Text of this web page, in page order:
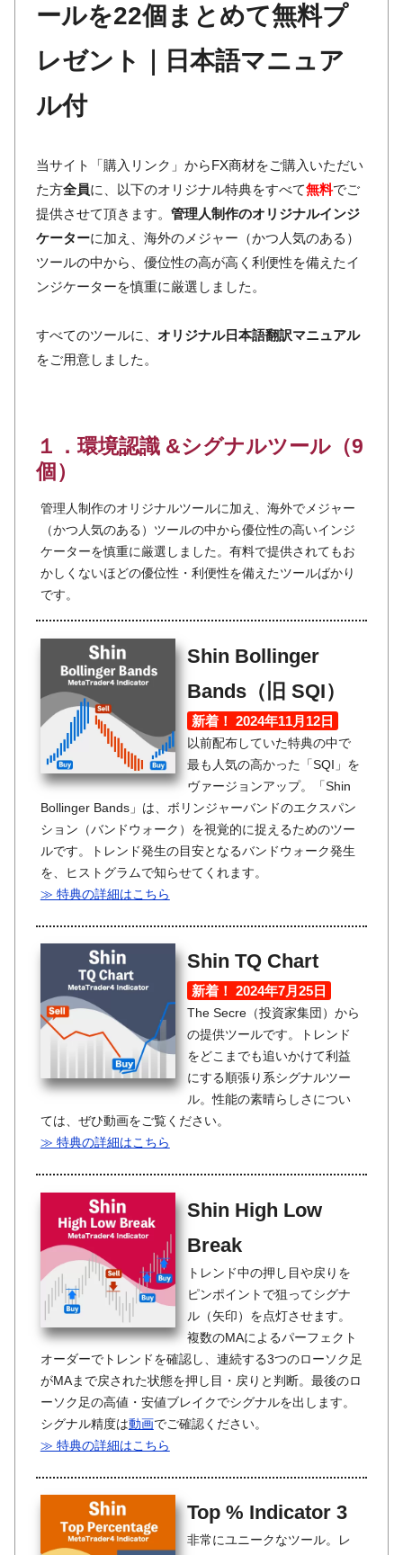
ールを22個まとめて無料プ
レゼント｜日本語マニュア
ル付
当サイト「購入リンク」からFX商材をご購入いただい
た方全員に、以下のオリジナル特典をすべて無料でご
提供させて頂きます。 管理人制作のオリジナルインジ
ケーターに加え、海外のメジャー（かつ人気のある）
ツールの中から、優位性の高が高く利便性を備えたイ
ンジケーターを慎重に厳選しました。
すべてのツールに、 オリジナル日本語翻訳マニュアル
をご用意しました。
１．環境認識 &シグナルツール（9
個）
管理人制作のオリジナルツールに加え、海外でメジャー
（かつ人気のある）ツールの中から優位性の高いインジ
ケーターを慎重に厳選しました。有料で提供されてもお
かしくないほどの優位性・利便性を備えたツールばかり
です。
Shin Bollinger
Bands（旧 SQI）
新着！ 2024年11月12日
以前配布していた特典の中で
最も人気の高かった「SQI」を
ヴァージョンアップ。「Shin
Bollinger Bands」は、ボリンジャーバンドのエクスパン
ション（バンドウォーク）を視覚的に捉えるためのツー
ルです。トレンド発生の目安となるバンドウォーク発生
を、ヒストグラムで知らせてくれます。
≫ 特典の詳細はこちら
Shin TQ Chart
新着！ 2024年7月25日
The Secre（投資家集団）から
の提供ツールです。トレンド
をどこまでも追いかけて利益
にする順張り系シグナルツー
ル。性能の素晴らしさについ
ては、ぜひ動画をご覧ください。
≫ 特典の詳細はこちら
Shin High Low
Break
トレンド中の押し目や戻りを
ピンポイントで狙ってシグナ
ル（矢印）を点灯させます。
複数のMAによるパーフェクト
オーダーでトレンドを確認し、連続する3つのローソク足
がMAまで戻された状態を押し目・戻りと判断。最後のロ
ーソク足の高値・安値ブレイクでシグナルを出します。
シグナル精度は動画でご確認ください。
≫ 特典の詳細はこちら
Top % Indicator 3
非常にユニークなツール。レ